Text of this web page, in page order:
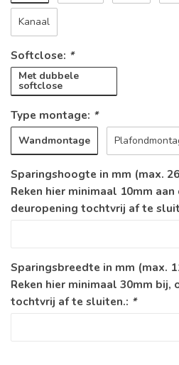
Kanaal
Softclose: *
Met dubbele
softclose
Type montage: *
Wandmontage
Sparingshoogte in mm (max.
Reken hier minimaal 10mm
deuropening tochtvrij af te
Sparingsbreedte in mm (max.
Reken hier minimaal 30mm bij,
tochtvrij af te sluiten.: *